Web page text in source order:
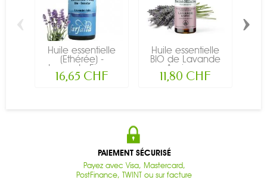
Huile essentielle
(Ethérée) -
Lavande Fine...
16,65 CHF
Huile essentielle
BIO de Lavande
Aspic -...
11,80 CHF
‹ ›
PAIEMENT SÉCURISÉ
Payez avec Visa, Mastercard,
PostFinance, TWINT ou sur facture